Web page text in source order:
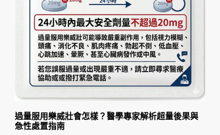
過量服用樂威壯會怎樣？醫學專家解析超量後果與
急性處置指南